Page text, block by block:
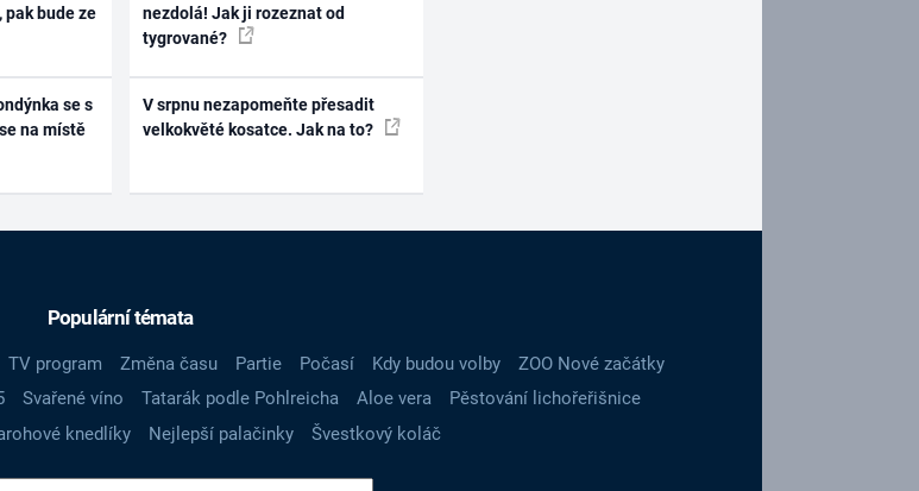
pak bude ze
se s
na místě
nezdolá! Jak ji rozeznat od
tygrované?
V srpnu nezapomeňte přesadit
velkokvěté kosatce. Jak na to?
Populární témata
TV program Změna času Partie Počasí Kdy budou volby
ZOO Nové začátky
Svařené víno Tatarák podle Pohlreicha Aloe vera
Pěstování lichořeřišnice
knedlíky Nejlepší palačinky Švestkový koláč